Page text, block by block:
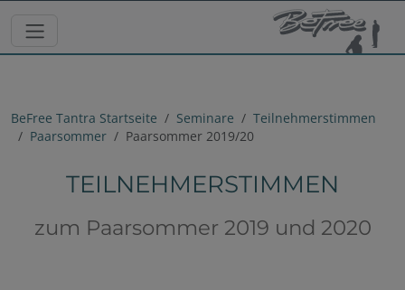
BeFree Tantra Startseite Seminare
Teilnehmerstimmen
Paarsommer
Paarsommer 2019/20
TEILNEHMERSTIMMEN
zum Paarsommer 2019 und 2020